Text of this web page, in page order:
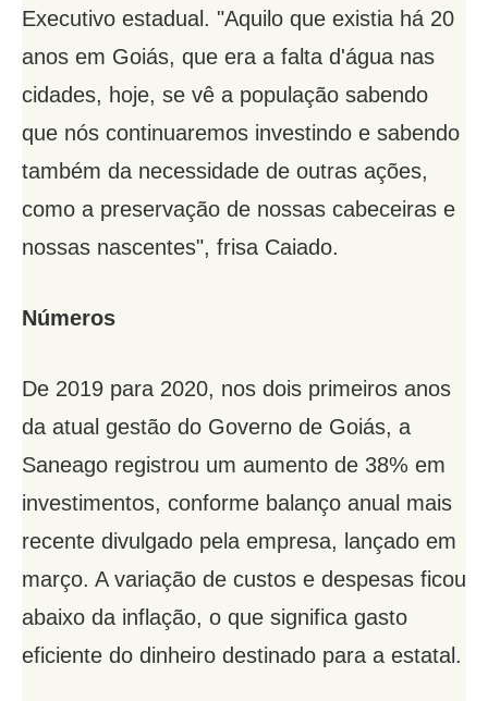
Executivo estadual. "Aquilo que existia há 20
anos em Goiás, que era a falta d'água nas
cidades, hoje, se vê a população sabendo
que nós continuaremos investindo e sabendo
também da necessidade de outras ações,
como a preservação de nossas cabeceiras e
nossas nascentes", frisa Caiado.
Números
De 2019 para 2020, nos dois primeiros anos
da atual gestão do Governo de Goiás, a
Saneago registrou um aumento de 38% em
investimentos, conforme balanço anual mais
recente divulgado pela empresa, lançado em
março. A variação de custos e despesas ficou
abaixo da inflação, o que significa gasto
eficiente do dinheiro destinado para a estatal.